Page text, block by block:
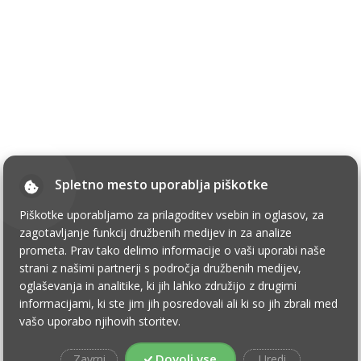
Spletno mesto uporablja piškotke
Piškotke uporabljamo za prilagoditev vsebin in oglasov, za
zagotavljanje funkcij družbenih medijev in za analize
prometa. Prav tako delimo informacije o vaši uporabi naše
strani z našimi partnerji s področja družbenih medijev,
oglaševanja in analitike, ki jih lahko združijo z drugimi
informacijami, ki ste jim jih posredovali ali ki so jih zbrali med
vašo uporabo njihovih storitev.